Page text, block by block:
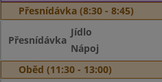
Přesnídávka (8:30 - 8:45)
Přesnídávka
Jídlo
Nápoj
Oběd (11:30 - 13:00)